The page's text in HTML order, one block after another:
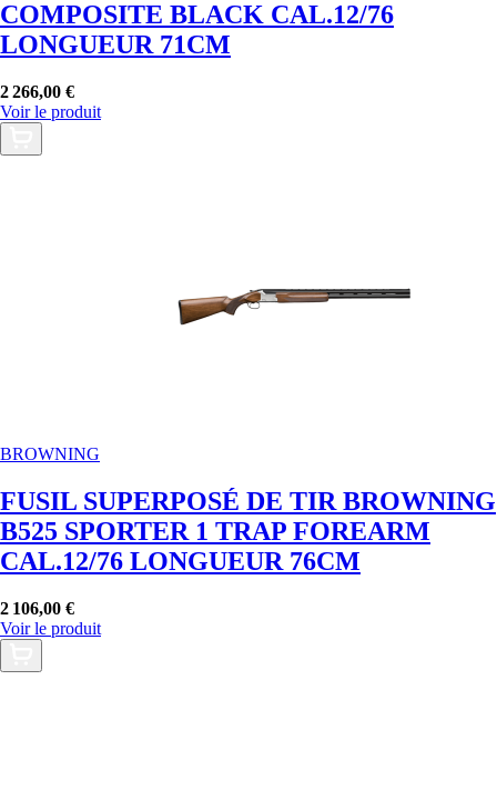
COMPOSITE BLACK CAL.12/76
LONGUEUR 71CM
2 266,00 €
Voir le produit
BROWNING
FUSIL SUPERPOSÉ DE TIR BROWNING
B525 SPORTER 1 TRAP FOREARM
CAL.12/76 LONGUEUR 76CM
2 106,00 €
Voir le produit